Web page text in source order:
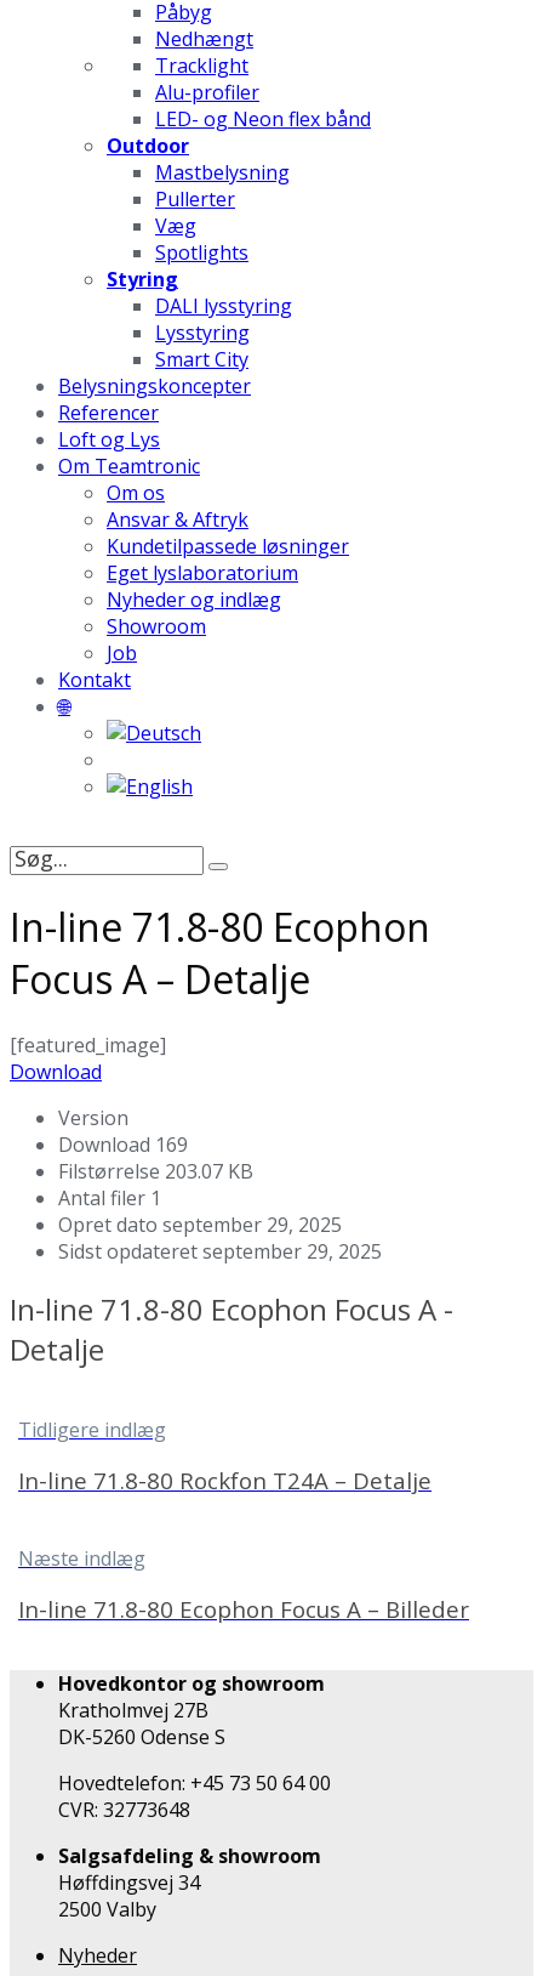
Påbyg
Nedhængt
Tracklight
Alu-profiler
LED- og Neon flex bånd
Outdoor
Mastbelysning
Pullerter
Væg
Spotlights
Styring
DALI lysstyring
Lysstyring
Smart City
Belysningskoncepter
Referencer
Loft og Lys
Om Teamtronic
Om os
Ansvar & Aftryk
Kundetilpassede løsninger
Eget lyslaboratorium
Nyheder og indlæg
Showroom
Job
Kontakt
🌐
Søg
In-line 71.8-80 Ecophon
Focus A – Detalje
[featured_image]
Download
Version
Download 169
Filstørrelse 203.07 KB
Antal filer 1
Opret dato september 29, 2025
Sidst opdateretseptember 29, 2025
In-line 71.8-80 Ecophon Focus A -
Detalje
Tidligere indlæg
In-line 71.8-80 Rockfon T24A – Detalje
Næste indlæg
In-line 71.8-80 Ecophon Focus A – Billeder
Hovedkontor og showroom
Kratholmvej 27B
DK-5260 Odense S
Hovedtelefon: +45 73 50 64 00
CVR: 32773648
Salgsafdeling & showroom
Høffdingsvej 34
2500 Valby
Nyheder